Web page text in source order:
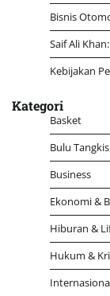
Bisnis
Saif Ali
Kebijakan
Kategori
Basket
Bulu Tangkis
Business
Ekonomi &
Hiburan &
Hukum &